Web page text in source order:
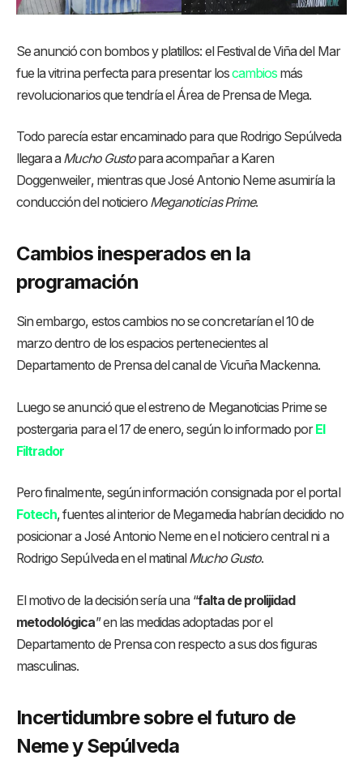
Se anunció con bombos y platillos: el Festival de Viña del Mar
fue la vitrina perfecta para presentar loscambios más
revolucionarios que tendría el Área de Prensa de Mega.
Todo parecía estar encaminado para que Rodrigo Sepúlveda
llegara a Mucho Gustopara acompañar a Karen
Doggenweiler, mientras que José Antonio Neme asumiría la
conducción del noticiero Meganoticias Prime.
Cambios inesperados en la
programación
Sin embargo, estos cambios no se concretarían el 10 de
marzo dentro de los espacios pertenecientes al
Departamento de Prensa del canal de Vicuña Mackenna.
Luego se anunció que el estreno de Meganoticias Prime se
postergaria para el 17 de enero, según lo informado porEl
Filtrador
Pero finalmente, según información consignada por el portal
Fotech, fuentes al interior de Megamedia habrían decidido no
posicionar a José Antonio Neme en el noticiero central ni a
Rodrigo Sepúlveda en el matinal Mucho Gusto.
El motivo de la decisión sería una “falta de prolijidad
metodológica” en las medidas adoptadas por el
Departamento de Prensa con respecto a sus dos figuras
masculinas.
Incertidumbre sobre el futuro de
Neme y Sepúlveda